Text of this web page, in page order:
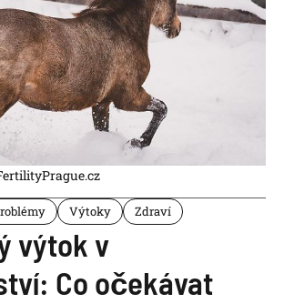
Výtoky Zdraví
výtok v
Co očekávat